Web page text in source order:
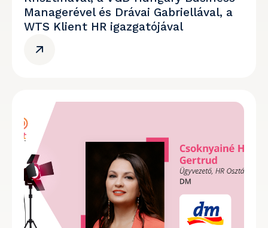
Managerével és Drávai Gabriellával, a
WTS Klient HR igazgatójával